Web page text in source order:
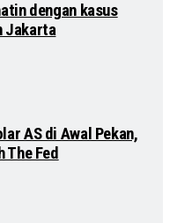
dengan kasus
Jakarta
AS di Awal Pekan,
Fed